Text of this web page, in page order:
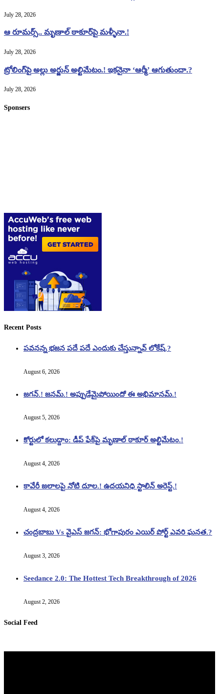
July 28, 2026
ఆ రూమర్స్.. మృణాల్ ఠాకూర్‌పై మళ్ళీనా.!
July 28, 2026
ట్రోలింగ్‌పై అల్లు అర్జున్ అల్టిమేటం.! ఇకనైనా ‘ఆర్మీ’ ఆగుతుందా.?
July 28, 2026
Sponsers
Recent Posts
పవనన్న భజన పదే పదే ఎందుకు చేస్తున్నావ్ లోకేష్.?
August 6, 2026
జగన్.! జనమ్.! అప్పుడేమైపోయిందో ఈ అభిమానమ్.!
August 5, 2026
కోర్టులో కలుద్దాం: డీప్ ఫేక్‌పై మృణాల్ ఠాకూర్ అల్టిమేటం.!
August 4, 2026
కావేరీ జలాలపై నోటి దూల.! ఉదయనిధి స్టాలిన్ అరెస్ట్.!
August 4, 2026
చంద్రబాబు Vs వైఎస్ జగన్: భోగాపురం ఎయిర్ పోర్ట్ ఎవరి ఘనత.?
August 3, 2026
Seedance 2.0: The Hottest Tech Breakthrough of 2026
August 2, 2026
Social Feed